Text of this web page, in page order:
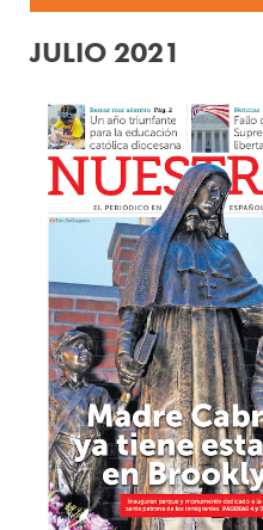
JULIO 2021